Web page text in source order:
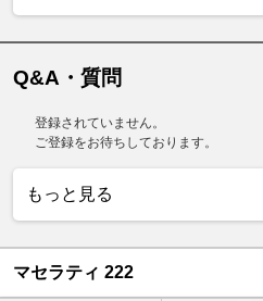
Q&A・質問
登録されていません。
ご登録をお待ちしております。
もっと見る
マセラティ 222